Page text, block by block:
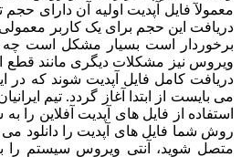
این حجم برای یک کاربر معمولی که
است بسیار مشکل است چه بسا
نیز مشکلات دیگری مانند قطع
کامل فایل آپدیت شوند که در
از ابتدا آغاز گردد. تیم ایرانیان
از فایل های آپدیت آفلاین را به شما
فایل های آپدیت را دانلود می کنید
شوید، آنتی ویروس سیستم را با